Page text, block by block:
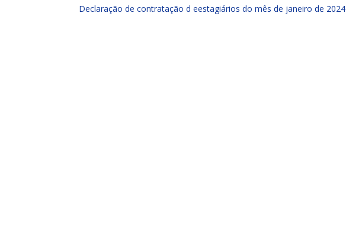
Declaração de contratação d eestagiários do mês de janeiro de 2024